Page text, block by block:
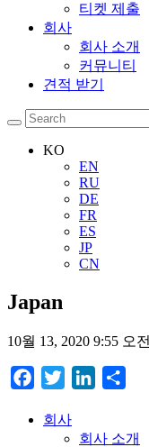
티켓 제출
회사
회사 소개
커뮤니티
견적 받기
KO
EN
RU
DE
FR
ES
JP
CN
Japan
10월 13, 2020 9:55 오전
Facebook
Twitter LinkedIn
회사
회사 소개